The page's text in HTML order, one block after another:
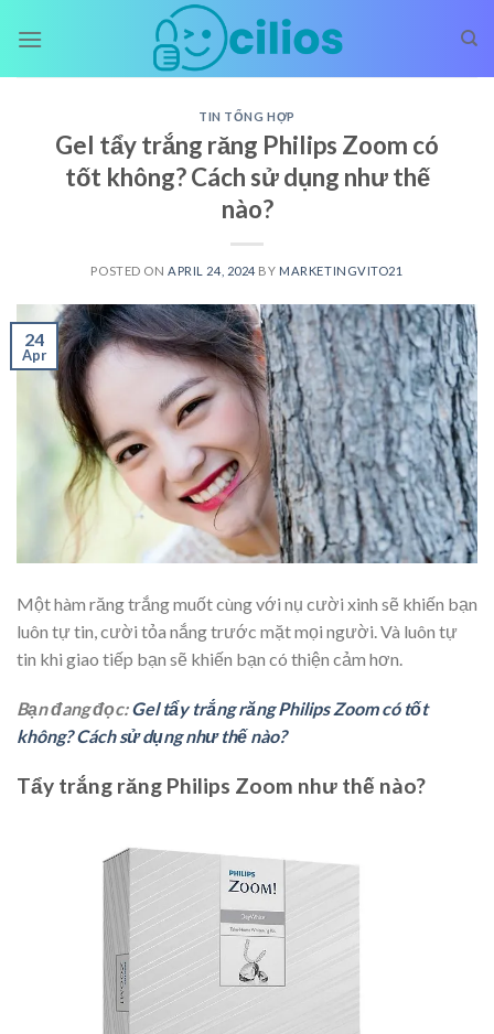
TIN TỔNG HỢP
Gel tẩy trắng răng Philips Zoom có
tốt không? Cách sử dụng như thế
nào?
POSTED ON APRIL 24, 2024 BY MARKETINGVITO21
24
Apr
Một hàm răng trắng muốt cùng với nụ cười xinh sẽ khiến bạn
luôn tự tin, cười tỏa nắng trước mặt mọi người. Và luôn tự
tin khi giao tiếp bạn sẽ khiến bạn có thiện cảm hơn.
Bạn đang đọc:Gel tẩy trắng răng Philips Zoom có tốt
không? Cách sử dụng như thế nào?
Tẩy trắng răng Philips Zoom như thế nào?